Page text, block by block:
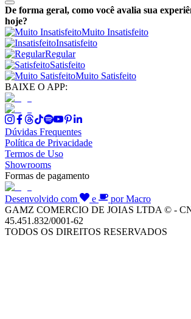
De forma geral, como você avalia sua
hoje?
Muito Insatisfeito
Insatisfeito
Regular
Satisfeito
Muito Satisfeito
BAIXE O APP:
Dúvidas Frequentes
Política de Privacidade
Termos de Uso
Showrooms
Formas de pagamento
Desenvolvido com e
por Macro
GAMZ COMERCIO DE JOIAS LTDA © -
45.451.832/0001-62
TODOS OS DIREITOS RESERVADOS